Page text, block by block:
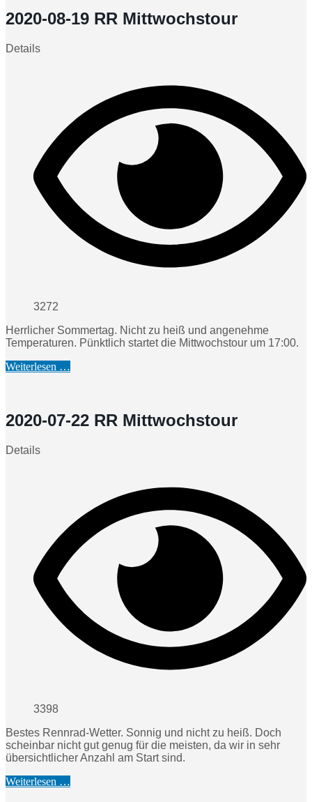
2020-08-19 RR Mittwochstour
Details
3272
Herrlicher Sommertag. Nicht zu heiß und angenehme
Temperaturen. Pünktlich startet die Mittwochstour um 17:00.
Weiterlesen …
2020-07-22 RR Mittwochstour
Details
3398
Bestes Rennrad-Wetter. Sonnig und nicht zu heiß. Doch
scheinbar nicht gut genug für die meisten, da wir in sehr
übersichtlicher Anzahl am Start sind.
Weiterlesen …